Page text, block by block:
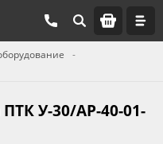
ПТК У-30/АР-40-01-